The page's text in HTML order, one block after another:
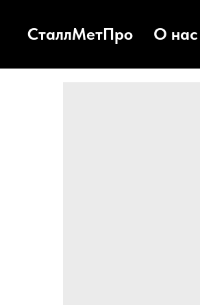
СталлМетПро О нас